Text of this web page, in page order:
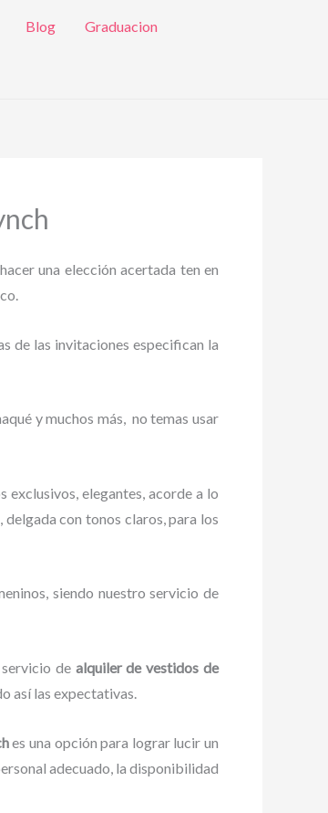
Blog Graduacion
una elección acertada ten en
de las invitaciones especifican la
y muchos más, no temas usar
exclusivos, elegantes, acorde a lo
con tonos claros, para los
siendo nuestro servicio de
de alquiler de vestidos de
así las expectativas.
es una opción para lograr lucir un
adecuado, la disponibilidad